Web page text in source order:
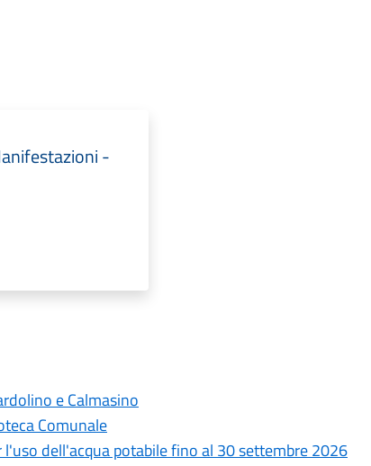
-
e Calmasino
Comunale
dell'acqua potabile fino al 30 settembre 2026